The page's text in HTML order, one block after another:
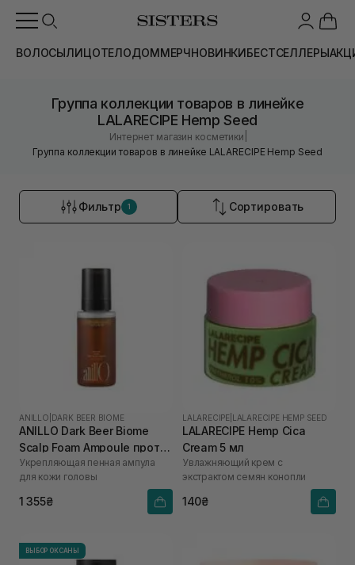
ВОЛОСЫЛИЦОТЕЛОДОММЕРЧНОВИНКИБЕСТСЕЛЛЕРЫ
Группа коллекции товаров в линейке
LALARECIPE Hemp Seed
Интернет магазин косметики
Группа коллекции товаров в линейке LALARECIPE Hemp Seed
Фильтр 1 Сортировать
ANILLO DARK BEER BIOME
ANILLO Dark Beer Biome
Scalp Foam Ampoule против
выпадения волос 95 мл
Укрепляющая пенная ампула
для кожи головы
1 355₴
LALARECIPE LALARECIPE HEMP SEED
LALARECIPE Hemp Cica
Cream 5 мл
Увлажняющий крем с
экстрактом семян конопли
140₴
ВЫБОР ОКСАНЫ